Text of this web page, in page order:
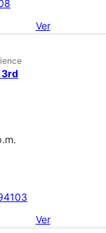
Ver
Ver